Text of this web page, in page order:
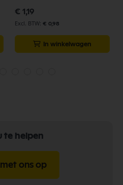
€ 1,19
€ 0,98
In winkelwagen
te helpen
ons op